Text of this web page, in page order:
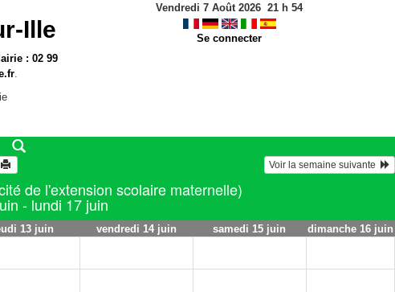
Ille
: 02 99
.
Vendredi 7 Août 2026 21 h 54
Se connecter
Voir la semaine suivante
de l'extension scolaire maternelle)
- lundi 17 juin
13 juin vendredi 14 juin samedi 15 juin
dimanche 16 juin